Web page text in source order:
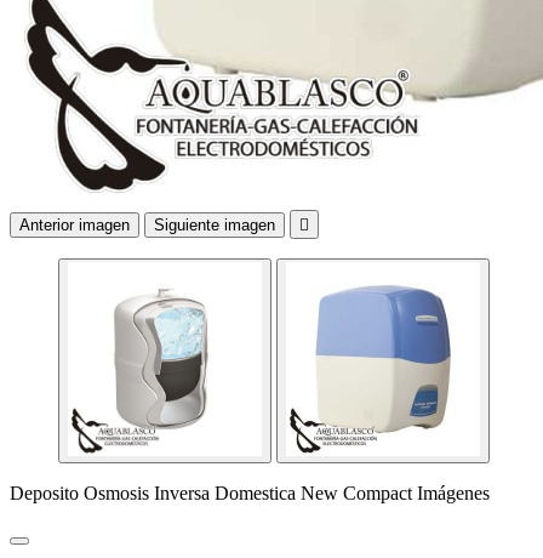
Anterior imagen Siguiente imagen 
Deposito Osmosis Inversa Domestica New Compact Imágenes